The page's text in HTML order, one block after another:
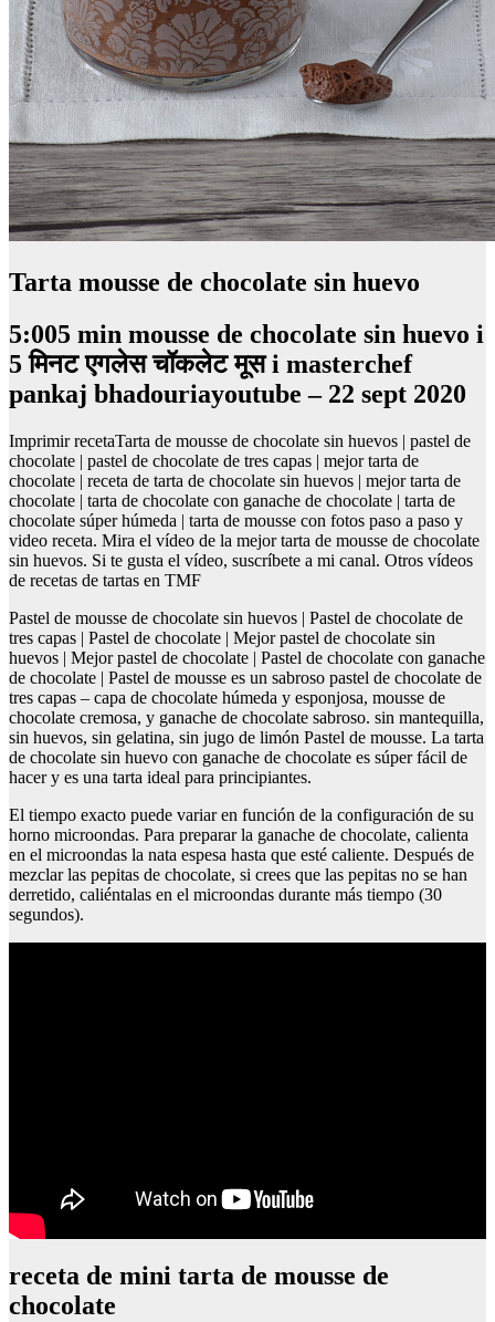
Tarta mousse de chocolate sin huevo
5:005 min mousse de chocolate sin huevo i
5 मिनट एगलेस चॉकलेट मूस i masterchef
pankaj bhadouriayoutube – 22 sept 2020
Imprimir recetaTarta de mousse de chocolate sin huevos | pastel de
chocolate | pastel de chocolate de tres capas | mejor tarta de
chocolate | receta de tarta de chocolate sin huevos | mejor tarta de
chocolate | tarta de chocolate con ganache de chocolate | tarta de
chocolate súper húmeda | tarta de mousse con fotos paso a paso y
video receta. Mira el vídeo de la mejor tarta de mousse de chocolate
sin huevos. Si te gusta el vídeo, suscríbete a mi canal. Otros vídeos
de recetas de tartas en TMF
Pastel de mousse de chocolate sin huevos | Pastel de chocolate de
tres capas | Pastel de chocolate | Mejor pastel de chocolate sin
huevos | Mejor pastel de chocolate | Pastel de chocolate con ganache
de chocolate | Pastel de mousse es un sabroso pastel de chocolate de
tres capas – capa de chocolate húmeda y esponjosa, mousse de
chocolate cremosa, y ganache de chocolate sabroso. sin mantequilla,
sin huevos, sin gelatina, sin jugo de limón Pastel de mousse. La tarta
de chocolate sin huevo con ganache de chocolate es súper fácil de
hacer y es una tarta ideal para principiantes.
El tiempo exacto puede variar en función de la configuración de su
horno microondas. Para preparar la ganache de chocolate, calienta
en el microondas la nata espesa hasta que esté caliente. Después de
mezclar las pepitas de chocolate, si crees que las pepitas no se han
derretido, caliéntalas en el microondas durante más tiempo (30
segundos).
receta de mini tarta de mousse de
chocolate